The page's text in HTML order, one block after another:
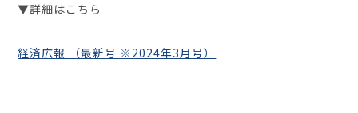
▼詳細はこちら
経済広報 （最新号 ※2024年3月号）